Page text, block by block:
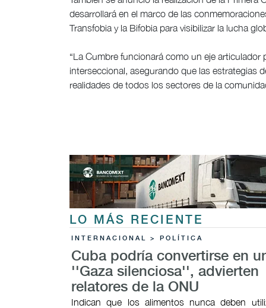
desarrollará en el marco de las
Transfobia y la Bifobia para visibilizar la lucha
“La Cumbre funcionará como un eje
interseccional, asegurando que las estrategias
realidades de todos los sectores de la
LO MÁS RECIENTE
INTERNACIONAL > POLÍTICA
Cuba podría convertirse en
''Gaza silenciosa'', advierten
relatores de la ONU
Indican que los alimentos nunca deben